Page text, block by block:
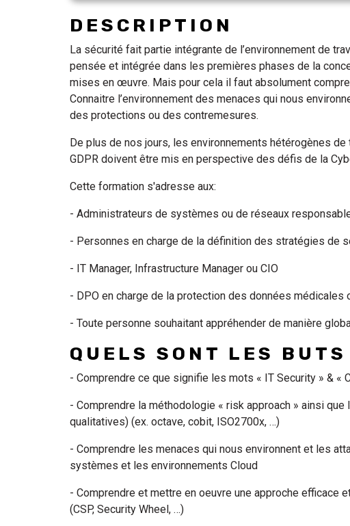
DESCRIPTION
La sécurité fait partie intégrante de l’environnement de
pensée et intégrée dans les premières phases de la
mises en œuvre. Mais pour cela il faut absolument
Connaitre l’environnement des menaces qui nous
des protections ou des contremesures.
De plus de nos jours, les environnements hétérogènes
GDPR doivent être mis en perspective des défis de la
Cette formation s'adresse aux:
- Administrateurs de systèmes ou de réseaux
- Personnes en charge de la définition des stratégies de
- IT Manager, Infrastructure Manager ou CIO
- DPO en charge de la protection des données médicales
- Toute personne souhaitant appréhender de manière
QUELS SONT LES
- Comprendre ce que signifie les mots « IT Security » & «
- Comprendre la méthodologie « risk approach » ainsi
qualitatives) (ex. octave, cobit, ISO2700x, …)
- Comprendre les menaces qui nous environnent et les
systèmes et les environnements Cloud
- Comprendre et mettre en oeuvre une approche efficace
(CSP, Security Wheel, …)